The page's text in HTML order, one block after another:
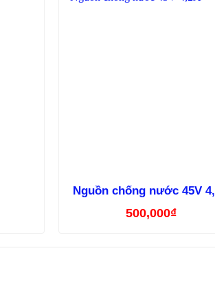
Nguồn chống nước 45V
500,000₫